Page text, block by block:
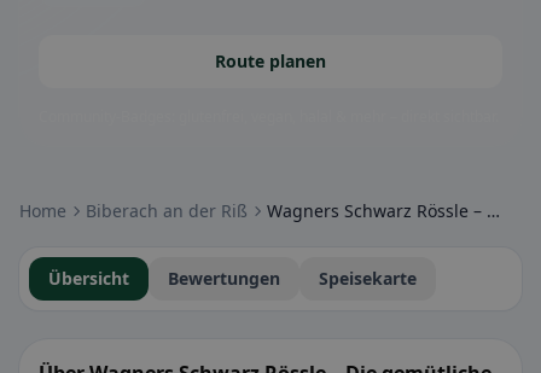
Route planen
Home Biberach an der Riß Wagners Schwarz Rössle – Die gemütliche Stube
Übersicht Bewertungen Speisekarte